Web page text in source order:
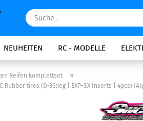
NEUHEITEN RC - MODELLE
Reifen komplettset »
Rubber tires (D-36deg | EXP-SX Inserts | 4pcs)